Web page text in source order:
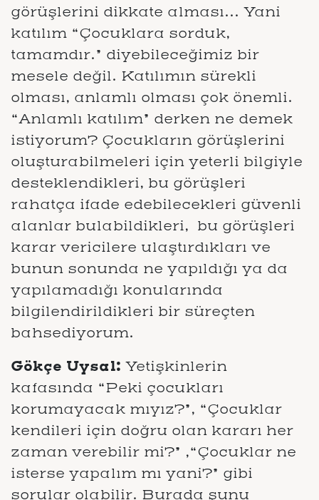
görüşlerini dikkate alması... Yani
katılım “Çocuklara sorduk,
tamamdır.” diyebileceğimiz bir
mesele değil. Katılımın sürekli
olması, anlamlı olması çok önemli.
“Anlamlı katılım” derken ne demek
istiyorum? Çocukların görüşlerini
oluşturabilmeleri için yeterli bilgiyle
desteklendikleri, bu görüşleri
rahatça ifade edebilecekleri güvenli
alanlar bulabildikleri, bu görüşleri
karar vericilere ulaştırdıkları ve
bunun sonunda ne yapıldığı ya da
yapılamadığı konularında
bilgilendirildikleri bir süreçten
bahsediyorum.
Gökçe Uysal: Yetişkinlerin
kafasında “Peki çocukları
korumayacak mıyız?”, “Çocuklar
kendileri için doğru olan kararı her
zaman verebilir mi?” ,“Çocuklar ne
isterse yapalım mı yani?” gibi
sorular olabilir. Burada şunu